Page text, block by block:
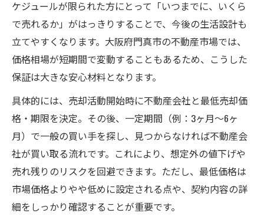
ケジュールが限られた方にとって「いつまでに、いくら
で売れるか」がはっきりすることで、今後の生活設計も
立てやすくなります。大阪府門真市の不動産市場では、
価格相場が短期間で変動することもあるため、こうした
保証は大きな安心材料となります。
具体的には、売却活動開始時に不動産会社と最低売却価
格・期限を決定。その後、一定期間（例：3ヶ月〜6ヶ
月）で一般の買い手を探し、見つからなければ不動産会
社が買い取る流れです。これにより、想定外の値下げや
売れ残りのリスクを回避できます。ただし、最低価格は
市場価格よりやや低めに設定される点や、契約内容の詳
細をしっかり確認することが重要です。